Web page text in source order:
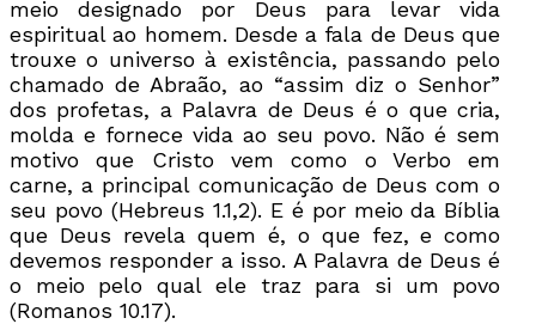
meio designado por Deus para levar vida
espiritual ao homem. Desde a fala de Deus que
trouxe o universo à existência, passando pelo
chamado de Abraão, ao “assim diz o Senhor”
dos profetas, a Palavra de Deus é o que cria,
molda e fornece vida ao seu povo. Não é sem
motivo que Cristo vem como o Verbo em
carne, a principal comunicação de Deus com o
seu povo (Hebreus 1.1,2). E é por meio da Bíblia
que Deus revela quem é, o que fez, e como
devemos responder a isso. A Palavra de Deus é
o meio pelo qual ele traz para si um povo
(Romanos 10.17).